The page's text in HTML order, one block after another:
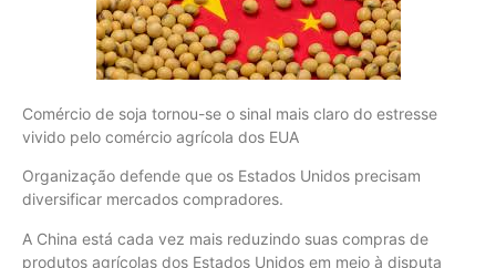
Comércio de soja tornou-se o sinal mais claro do estresse
vivido pelo comércio agrícola dos EUA
Organização defende que os Estados Unidos precisam
diversificar mercados compradores.
A China está cada vez mais reduzindo suas compras de
produtos agrícolas dos Estados Unidos em meio à disputa